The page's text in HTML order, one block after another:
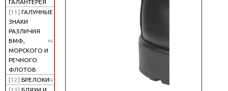
ГАЛАНТЕРЕЯ
[11] ГАЛУННЫЕ
ЗНАКИ
РАЗЛИЧИЯ
ВМФ,
МОРСКОГО И
РЕЧНОГО
ФЛОТОВ
[12] БРЕЛОКИ